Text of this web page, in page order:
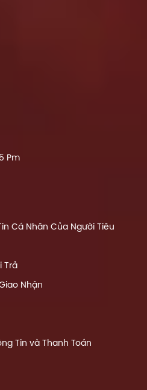
Pm
Cá Nhân Của Người Tiêu
Trả
Nhận
Tin và Thanh Toán